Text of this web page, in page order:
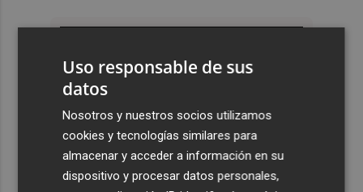
Uso responsable de sus
datos
Nosotros y nuestros socios utilizamos
cookies y tecnologías similares para
almacenar y acceder a información en su
dispositivo y procesar datos personales,